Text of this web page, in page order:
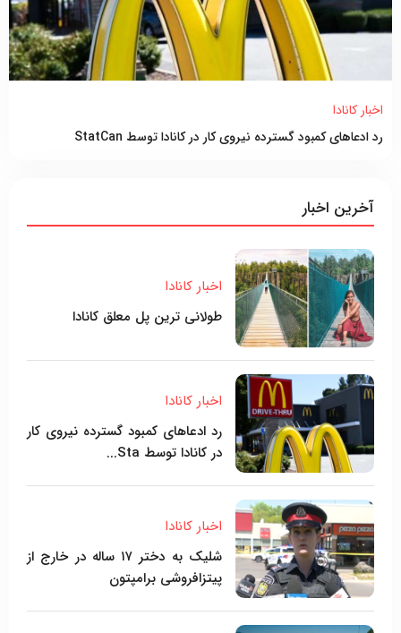
اخبار کانادا
رد ادعاهای کمبود گسترده نیروی کار در کانادا توسط StatCan
آخرین اخبار
اخبار کانادا
طولانی ترین پل معلق کانادا
اخبار کانادا
رد ادعاهای کمبود گسترده نیروی کار
در کانادا توسط Sta...
اخبار کانادا
شلیک به دختر ۱۷ ساله در خارج از
پیتزافروشی برامپتون